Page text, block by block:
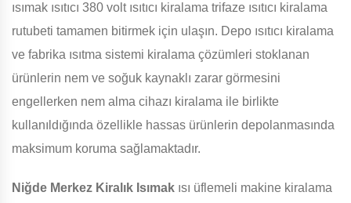
ısımak ısıtıcı 380 volt ısıtıcı kiralama trifaze ısıtıcı kiralama
rutubeti tamamen bitirmek için ulaşın. Depo ısıtıcı kiralama
ve fabrika ısıtma sistemi kiralama çözümleri stoklanan
ürünlerin nem ve soğuk kaynaklı zarar görmesini
engellerken nem alma cihazı kiralama ile birlikte
kullanıldığında özellikle hassas ürünlerin depolanmasında
maksimum koruma sağlamaktadır.
Niğde Merkez Kiralık Isımak ısı üflemeli makine kiralama